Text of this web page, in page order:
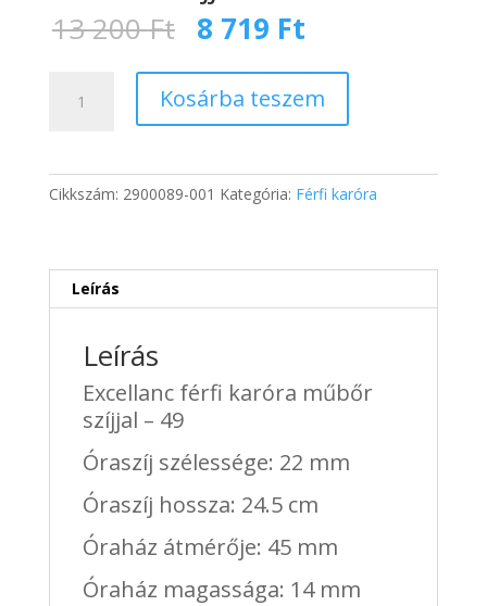
13 200Ft Original
price
was:
13
200 Ft.
8 719 Ft
is:
8
719 Ft.
szíjjal
Kosárba teszem
Cikkszám: 2900089-001 Kategória: Férfi karóra
Leírás
Leírás
Excellanc férfi karóra műbőr
szíjjal – 49
Óraszíj szélessége: 22 mm
Óraszíj hossza: 24.5 cm
Óraház átmérője: 45 mm
Óraház magassága: 14 mm